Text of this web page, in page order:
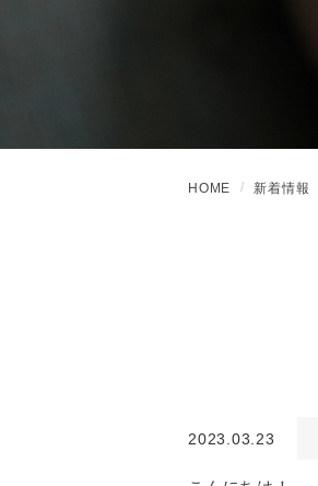
HOME 新着情報
2023.03.23